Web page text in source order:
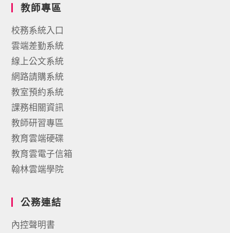
教師專區
校務系統入口
雲端差勤系統
線上公文系統
網路請購系統
教室預約系統
課務相關資訊
教師研習專區
教育雲端硬碟
教育雲電子信箱
翰林雲端學院
公務連結
內控聲明書